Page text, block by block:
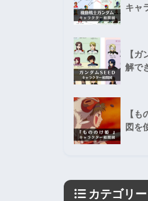
キャ
【
解で
【
図を
カテゴリー